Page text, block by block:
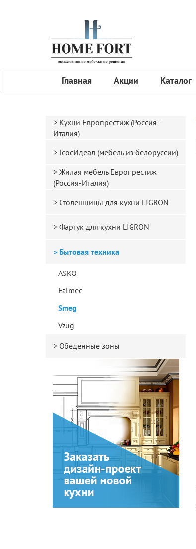
Главная Акции Каталог
Кухни Европрестиж (Россия-
Италия)
ГеосИдеал (мебель из белоруссии)
Жилая мебель Европрестиж
(Россия-Италия)
Столешницы для кухни LIGRON
Фартук для кухни LIGRON
Бытовая техника
ASKO
Falmec
Smeg
Vzug
Обеденные зоны